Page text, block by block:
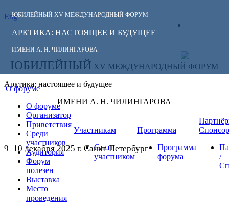
ЮБИЛЕЙНЫЙ XV МЕЖДУНАРОДНЫЙ ФОРУМ
АРКТИКА: НАСТОЯЩЕЕ И БУДУЩЕЕ
ИМЕНИ А. Н. ЧИЛИНГАРОВА
Eng
СЛЕДИТЕ ЗА
НОВОСТЯМИ
ФОРУМА:
ЮБИЛЕЙНЫЙ XV МЕЖДУНАРОДНЫЙ ФОРУМ
Арктика: настоящее и будущее
ИМЕНИ А. Н. ЧИЛИНГАРОВА
9–10 декабря 2025 г. Санкт-Петербург
О форуме
О форуме
Организатор
Приветствия
Среди
участников
Аудитория
Форум
полезен
Выставка
Место
проведения
Участникам
Стать
участником
Программа
Программа
форума
/